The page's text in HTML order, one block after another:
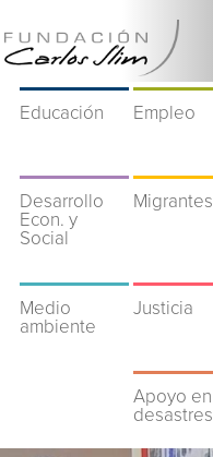
Educación Empleo
Desarrollo
Econ. y
Social
Migrantes
Medio
ambiente
Justicia
Apoyo en
desastres